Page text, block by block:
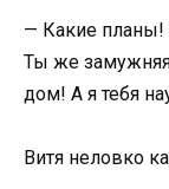
— Какие планы!
Ты же
дом! А я тебя
Витя неловко